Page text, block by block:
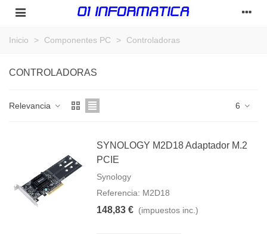
Inicio > Componentes PC > Controladoras
CONTROLADORAS
Relevancia 6
SYNOLOGY M2D18 Adaptador M.2
PCIE
Synology
Referencia: M2D18
148,83 € (impuestos inc.)